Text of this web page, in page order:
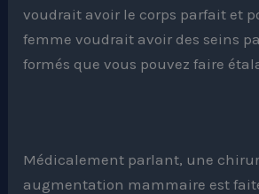
voudrait avoir le corps parfait et
femme voudrait avoir des seins
formés que vous pouvez faire
Médicalement parlant, une
augmentation mammaire est